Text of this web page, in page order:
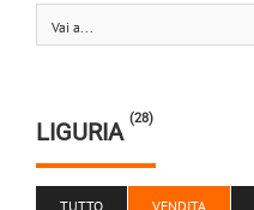
Vai a...
LIGURIA (28)
TUTTO VENDITA